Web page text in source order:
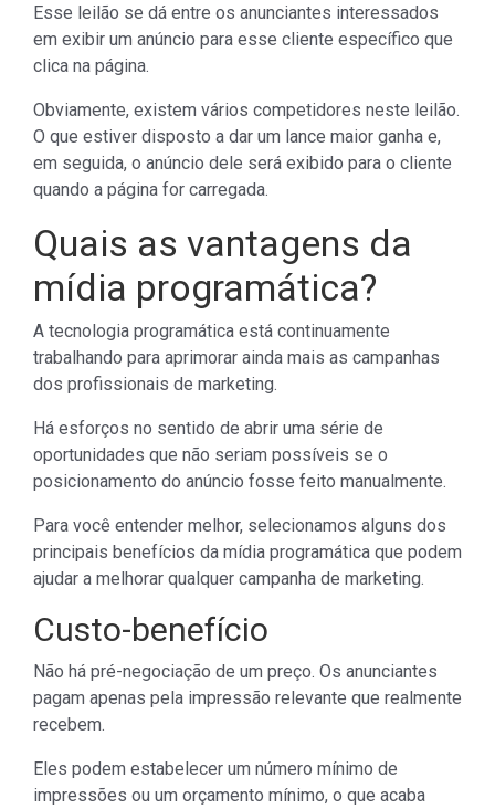
Esse leilão se dá entre os anunciantes interessados
em exibir um anúncio para esse cliente específico que
clica na página.
Obviamente, existem vários competidores neste leilão.
O que estiver disposto a dar um lance maior ganha e,
em seguida, o anúncio dele será exibido para o cliente
quando a página for carregada.
Quais as vantagens da
mídia programática?
A tecnologia programática está continuamente
trabalhando para aprimorar ainda mais as campanhas
dos profissionais de marketing.
Há esforços no sentido de abrir uma série de
oportunidades que não seriam possíveis se o
posicionamento do anúncio fosse feito manualmente.
Para você entender melhor, selecionamos alguns dos
principais benefícios da mídia programática que podem
ajudar a melhorar qualquer campanha de marketing.
Custo-benefício
Não há pré-negociação de um preço. Os anunciantes
pagam apenas pela impressão relevante que realmente
recebem.
Eles podem estabelecer um número mínimo de
impressões ou um orçamento mínimo, o que acaba